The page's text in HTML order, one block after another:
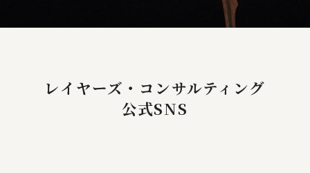
レイヤーズ・コンサルティング
公式SNS